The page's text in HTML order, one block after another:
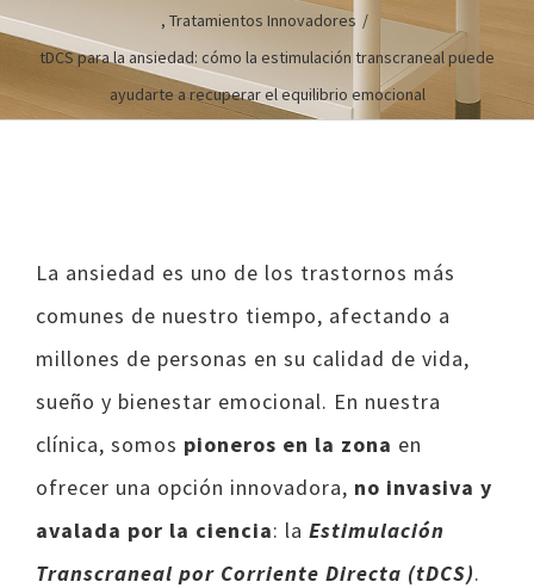
, Tratamientos Innovadores /
tDCS para la ansiedad: cómo la estimulación transcraneal puede
ayudarte a recuperar el equilibrio emocional
imagen
más
grande
La ansiedad es uno de los trastornos más
comunes de nuestro tiempo, afectando a
millones de personas en su calidad de vida,
sueño y bienestar emocional. En nuestra
clínica, somos pioneros en la zona en
ofrecer una opción innovadora, no invasiva y
avalada por la ciencia: la Estimulación
Transcraneal por Corriente Directa (tDCS).